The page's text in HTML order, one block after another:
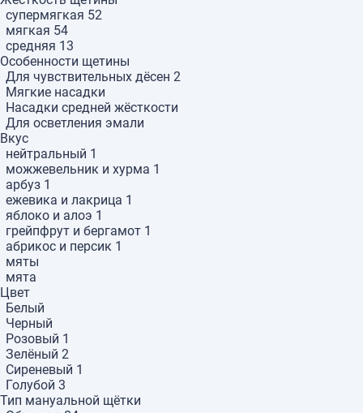
супермягкая 52
мягкая 54
средняя 13
Особенности щетины
Для чувствительных дёсен 2
Мягкие насадки
Насадки средней жёсткости
Для осветления эмали
Вкус
нейтральный 1
можжевельник и хурма 1
арбуз 1
ежевика и лакрица 1
яблоко и алоэ 1
грейпфрут и бергамот 1
абрикос и персик 1
мяты
мята
Цвет
Белый
Черный
Розовый 1
Зелёный 2
Сиреневый 1
Голубой 3
Тип мануальной щётки